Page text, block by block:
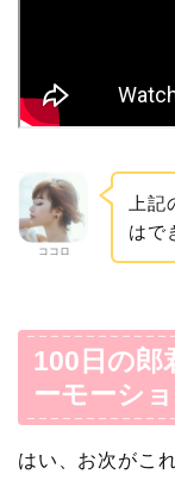
ココロ
上
はで
100日の郎
ーモーシ
はい、お次がこ